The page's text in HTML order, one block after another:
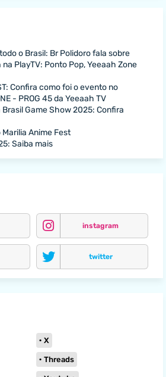
o Brasil: Br Polidoro fala sobre
PlayTV: Ponto Pop, Yeeaah Zone
Confira como foi o evento no
- PROG 45 da Yeeaah TV
Brasil Game Show 2025: Confira
Marilia Anime Fest
Saiba mais
instagram
twitter
X
Threads